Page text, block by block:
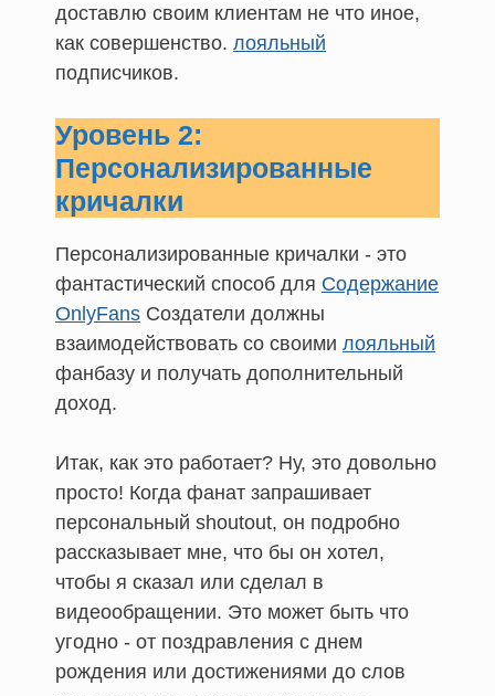
доставлю своим клиентам не что иное,
как совершенство. лояльный
подписчиков.
Уровень 2:
Персонализированные
кричалки
Персонализированные кричалки - это
фантастический способ для Содержание
OnlyFans Создатели должны
взаимодействовать со своими лояльный
фанбазу и получать дополнительный
доход.
Итак, как это работает? Ну, это довольно
просто! Когда фанат запрашивает
персональный shoutout, он подробно
рассказывает мне, что бы он хотел,
чтобы я сказал или сделал в
видеообращении. Это может быть что
угодно - от поздравления с днем
рождения или достижениями до слов